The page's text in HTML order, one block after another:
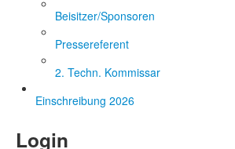
Beisitzer/Sponsoren
Pressereferent
2. Techn. Kommissar
Einschreibung 2026
Login